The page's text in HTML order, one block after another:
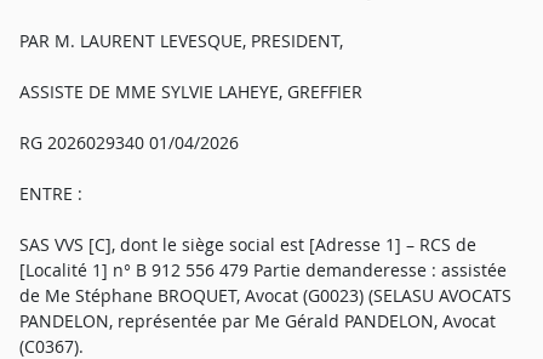
PAR M. LAURENT LEVESQUE, PRESIDENT,
ASSISTE DE MME SYLVIE LAHEYE, GREFFIER
RG 2026029340 01/04/2026
ENTRE :
SAS VVS [C], dont le siège social est [Adresse 1] – RCS de
[Localité 1] n° B 912 556 479 Partie demanderesse : assistée
de Me Stéphane BROQUET, Avocat (G0023) (SELASU AVOCATS
PANDELON, représentée par Me Gérald PANDELON, Avocat
(C0367).